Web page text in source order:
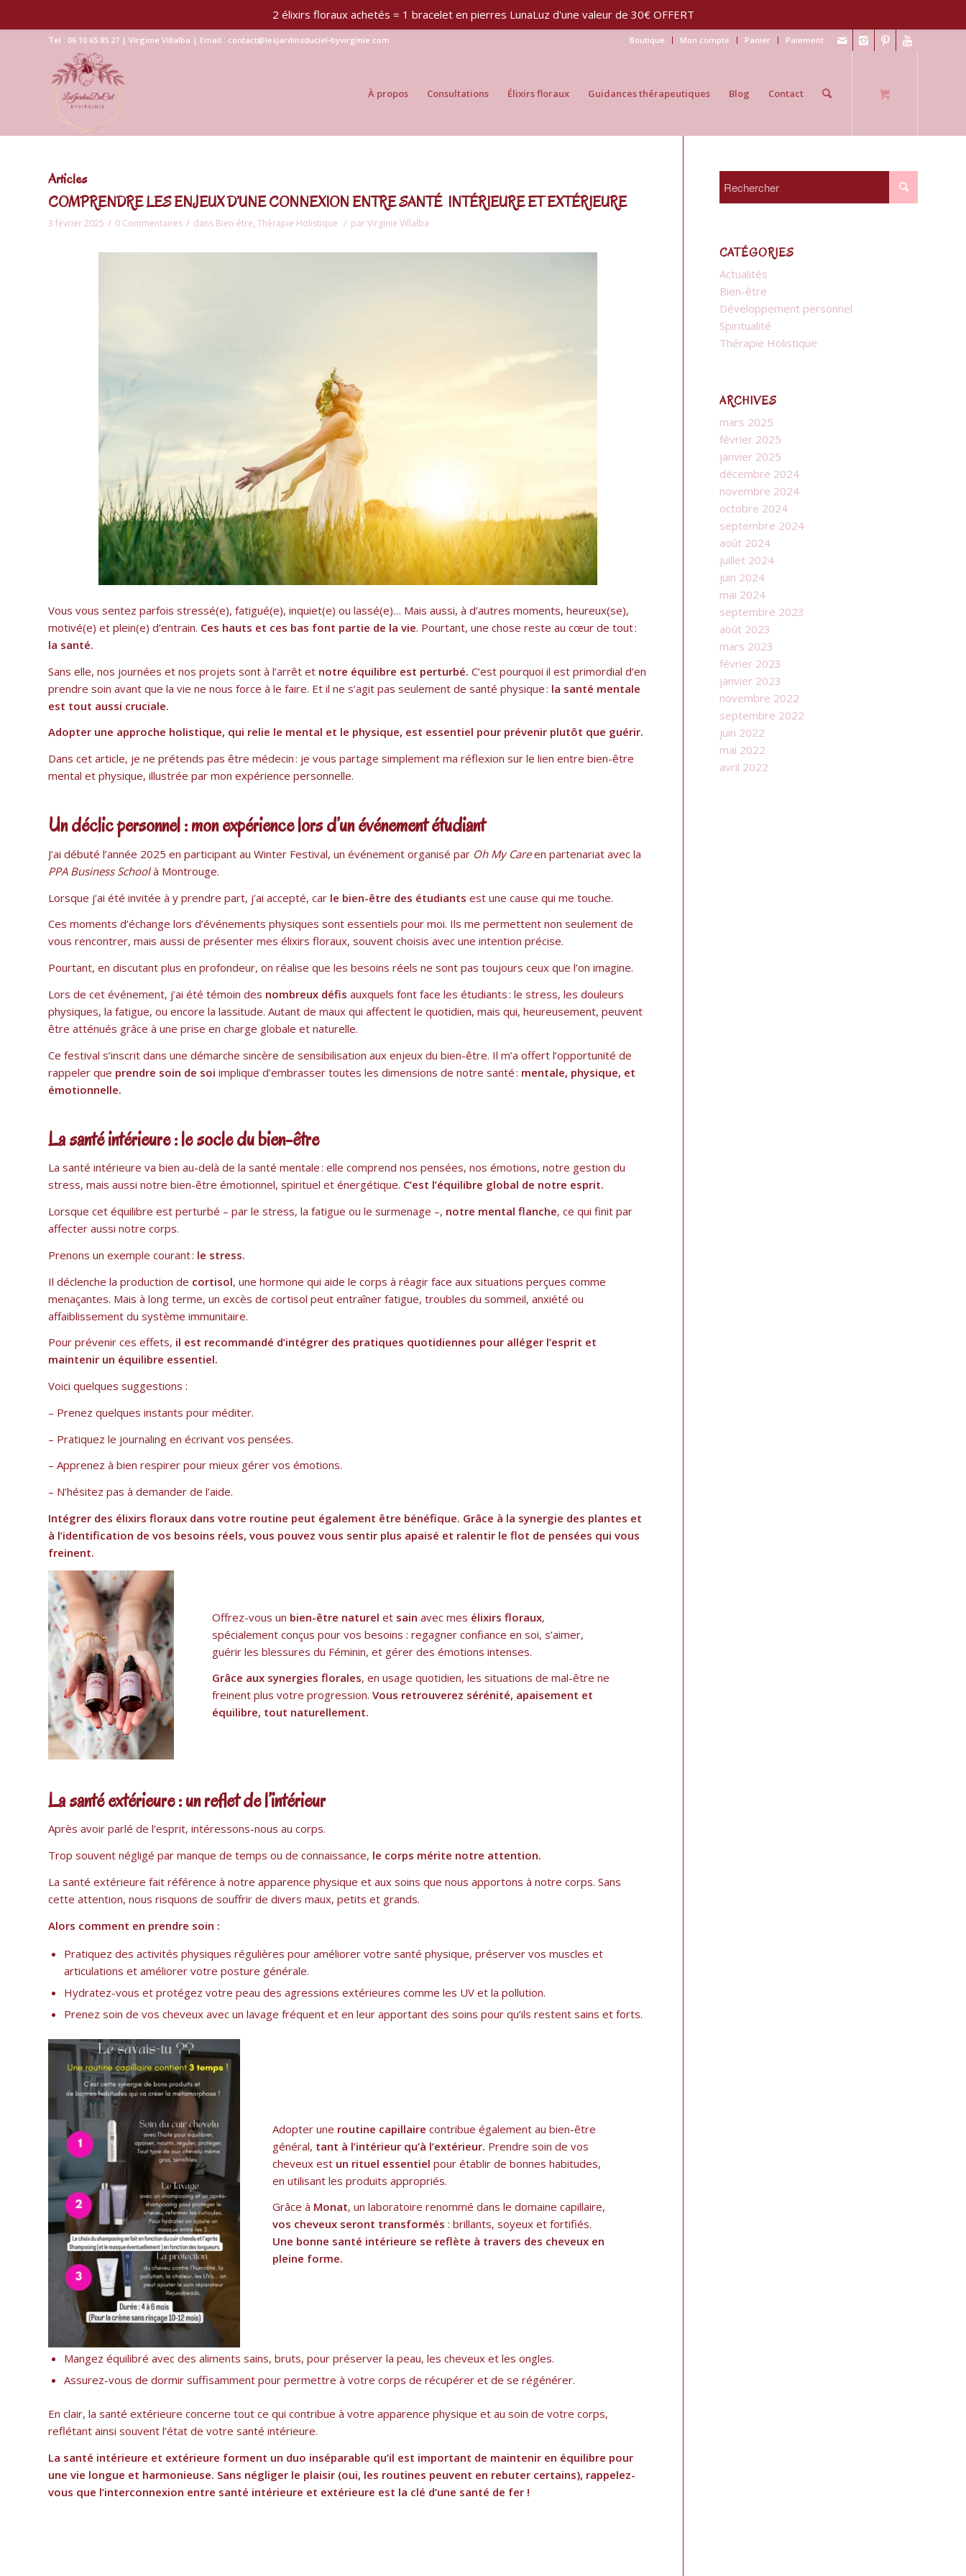
Boutique Mon compte Panier Paiement
Tel : 06 10 65 85 27 | Virginie Villalba | Email : contact@lesjardinsduciel-byvirginie.com
À propos Consultations Élixirs floraux Guidances thérapeutiques Blog Contact
Articles
COMPRENDRE LES ENJEUX D’UNE CONNEXION ENTRE SANTÉ INTÉRIEURE ET EXTÉRIEURE
3 février 2025 / 0 Commentaires / dans Bien-être, Thérapie Holistique / parVirginie Villalba
Vous vous sentez parfois stressé(e), fatigué(e), inquiet(e) ou lassé(e)… Mais aussi, à d’autres moments, heureux(se),
motivé(e) et plein(e) d’entrain. Ces hauts et ces bas font partie de la vie. Pourtant, une chose reste au cœur de tout :
la santé.
Sans elle, nos journées et nos projets sont à l’arrêt et notre équilibre est perturbé. C’est pourquoi il est primordial d’en
prendre soin avant que la vie ne nous force à le faire. Et il ne s’agit pas seulement de santé physique : la santé mentale
est tout aussi cruciale.
Adopter une approche holistique, qui relie le mental et le physique, est essentiel pour prévenir plutôt que guérir.
Dans cet article, je ne prétends pas être médecin : je vous partage simplement ma réflexion sur le lien entre bien-être
mental et physique, illustrée par mon expérience personnelle.
Un déclic personnel : mon expérience lors d’un événement étudiant
J’ai débuté l’année 2025 en participant au Winter Festival, un événement organisé par Oh My Careen partenariat avec la
PPA Business Schoolà Montrouge.
Lorsque j’ai été invitée à y prendre part, j’ai accepté, car le bien-être des étudiants est une cause qui me touche.
Ces moments d’échange lors d’événements physiques sont essentiels pour moi. Ils me permettent non seulement de
vous rencontrer, mais aussi de présenter mes élixirs floraux, souvent choisis avec une intention précise.
Pourtant, en discutant plus en profondeur, on réalise que les besoins réels ne sont pas toujours ceux que l’on imagine.
Lors de cet événement, j’ai été témoin des nombreux défis auxquels font face les étudiants : le stress, les douleurs
physiques, la fatigue, ou encore la lassitude. Autant de maux qui affectent le quotidien, mais qui, heureusement, peuvent
être atténués grâce à une prise en charge globale et naturelle.
Ce festival s’inscrit dans une démarche sincère de sensibilisation aux enjeux du bien-être. Il m’a offert l’opportunité de
rappeler que prendre soin de soi implique d’embrasser toutes les dimensions de notre santé : mentale, physique, et
émotionnelle.
La santé intérieure : le socle du bien-être
La santé intérieure va bien au-delà de la santé mentale : elle comprend nos pensées, nos émotions, notre gestion du
stress, mais aussi notre bien-être émotionnel, spirituel et énergétique. C’est l’équilibre global de notre esprit.
Lorsque cet équilibre est perturbé – par le stress, la fatigue ou le surmenage –, notre mental flanche, ce qui finit par
affecter aussi notre corps.
Prenons un exemple courant : le stress.
Il déclenche la production de cortisol, une hormone qui aide le corps à réagir face aux situations perçues comme
menaçantes. Mais à long terme, un excès de cortisol peut entraîner fatigue, troubles du sommeil, anxiété ou
affaiblissement du système immunitaire.
Pour prévenir ces effets, il est recommandé d’intégrer des pratiques quotidiennes pour alléger l’esprit et
maintenir un équilibre essentiel.
Voici quelques suggestions :
– Prenez quelques instants pour méditer.
– Pratiquez le journaling en écrivant vos pensées.
– Apprenez à bien respirer pour mieux gérer vos émotions.
– N’hésitez pas à demander de l’aide.
Intégrer des élixirs floraux dans votre routine peut également être bénéfique. Grâce à la synergie des plantes et
à l’identification de vos besoins réels, vous pouvez vous sentir plus apaisé et ralentir le flot de pensées qui vous
freinent.
Offrez-vous un bien-être naturel et sain avec mes élixirs floraux,
spécialement conçus pour vos besoins : regagner confiance en soi, s’aimer,
guérir les blessures du Féminin, et gérer des émotions intenses.
Grâce aux synergies florales, en usage quotidien, les situations de mal-être ne
freinent plus votre progression. Vous retrouverez sérénité, apaisement et
équilibre, tout naturellement.
La santé extérieure : un reflet de l’intérieur
Après avoir parlé de l’esprit, intéressons-nous au corps.
Trop souvent négligé par manque de temps ou de connaissance, le corps mérite notre attention.
La santé extérieure fait référence à notre apparence physique et aux soins que nous apportons à notre corps. Sans
cette attention, nous risquons de souffrir de divers maux, petits et grands.
Alors comment en prendre soin :
Pratiquez des activités physiques régulières pour améliorer votre santé physique, préserver vos muscles et
articulations et améliorer votre posture générale.
Hydratez-vous et protégez votre peau des agressions extérieures comme les UV et la pollution.
Prenez soin de vos cheveux avec un lavage fréquent et en leur apportant des soins pour qu’ils restent sains et forts.
Adopter une routine capillaire contribue également au bien-être
général, tant à l’intérieur qu’à l’extérieur. Prendre soin de vos
cheveux est un rituel essentiel pour établir de bonnes habitudes,
en utilisant les produits appropriés.
Grâce à Monat, un laboratoire renommé dans le domaine capillaire,
vos cheveux seront transformés : brillants, soyeux et fortifiés.
Une bonne santé intérieure se reflète à travers des cheveux en
pleine forme.
Mangez équilibré avec des aliments sains, bruts, pour préserver la peau, les cheveux et les ongles.
Assurez-vous de dormir suffisamment pour permettre à votre corps de récupérer et de se régénérer.
En clair, la santé extérieure concerne tout ce qui contribue à votre apparence physique et au soin de votre corps,
reflétant ainsi souvent l’état de votre santé intérieure.
La santé intérieure et extérieure forment un duo inséparable qu’il est important de maintenir en équilibre pour
une vie longue et harmonieuse. Sans négliger le plaisir (oui, les routines peuvent en rebuter certains), rappelez-
vous que l’interconnexion entre santé intérieure et extérieure est la clé d’une santé de fer !
CATÉGORIES
Actualités
Bien-être
Développement personnel
Spiritualité
Thérapie Holistique
ARCHIVES
mars 2025
février 2025
janvier 2025
décembre 2024
novembre 2024
octobre 2024
septembre 2024
août 2024
juillet 2024
juin 2024
mai 2024
septembre 2023
août 2023
mars 2023
février 2023
janvier 2023
novembre 2022
septembre 2022
juin 2022
mai 2022
avril 2022
2 élixirs floraux achetés = 1 bracelet en pierres LunaLuz d'une valeur de 30€ OFFERT